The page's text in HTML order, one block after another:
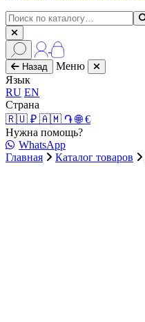
Назад
Меню
Язык
RU EN
Страна
🇷🇺 ₽ 🇦🇲 ֏🌐 €
Нужна помощь?
WhatsApp
Главная
Каталог товаров